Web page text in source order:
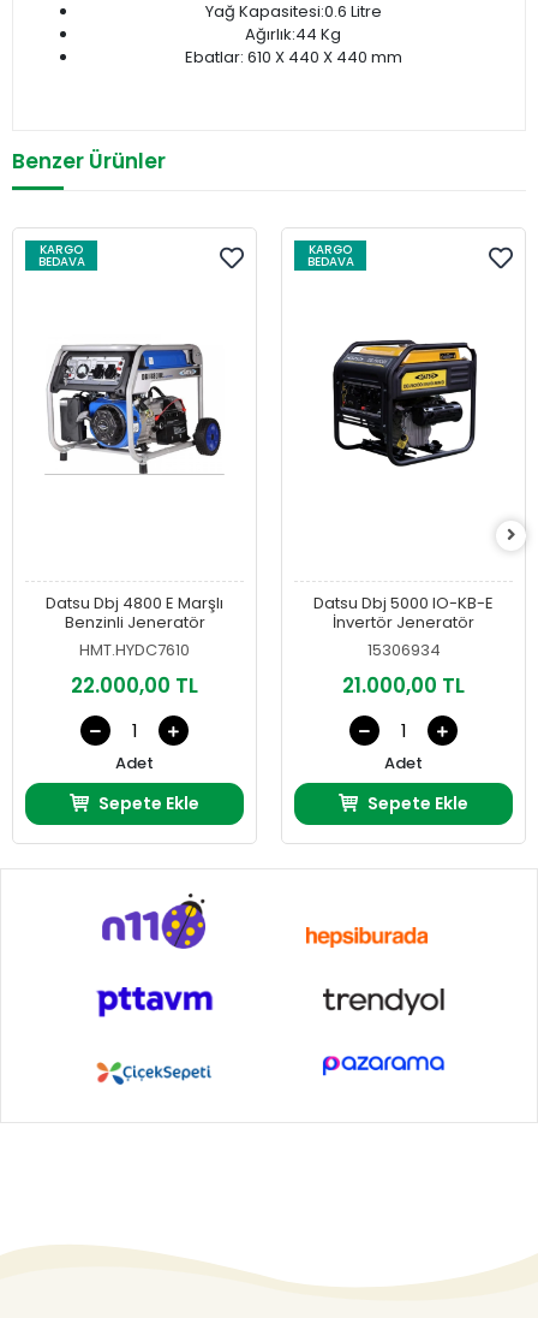
Yağ Kapasitesi:0.6 Litre
Ağırlık:44 Kg
Ebatlar: 610 X 440 X 440 mm
Benzer Ürünler
KARGO
BEDAVA
Datsu Dbj 4800 E Marşlı
Benzinli Jeneratör
HMT.HYDC7610
22.000,00 TL
Adet
Sepete Ekle
KARGO
BEDAVA
Datsu Dbj 5000 IO-KB-E
İnvertör Jeneratör
15306934
21.000,00 TL
Adet
Sepete Ekle